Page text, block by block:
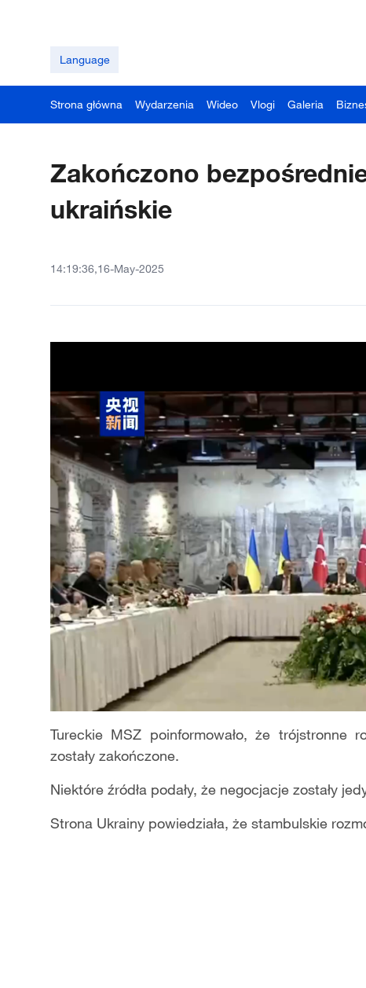
Language
Strona główna Wydarzenia Wideo Vlogi Galeria
Zakończono
ukraińskie
14:19:36,16-May-2025
Tureckie MSZ poinformowało, że trójstronne
zostały zakończone.
Niektóre źródła podały, że negocjacje zostały
Strona Ukrainy powiedziała, że stambulskie